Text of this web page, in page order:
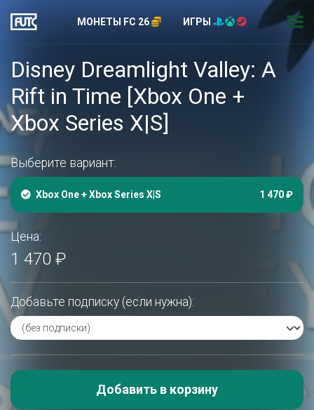
МОНЕТЫ FC 26 ИГРЫ
Disney Dreamlight Valley: A
Rift in Time [Xbox One +
Xbox Series X|S]
Выберите вариант:
Xbox One + Xbox Series X|S 1 470 ₽
Цена:
1 470 ₽
Добавьте подписку (если нужна):
Добавить в корзину